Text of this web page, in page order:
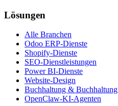
Lösungen
Alle Branchen
Odoo ERP-Dienste
Shopify-Dienste
SEO-Dienstleistungen
Power BI-Dienste
Website-Design
Buchhaltung & Buchhaltung
OpenClaw-KI-Agenten